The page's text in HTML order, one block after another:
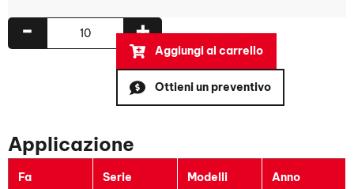
+
-
Aggiungi al carrello
Ottieni un preventivo
Applicazione
Fa Serie Modelli Anno